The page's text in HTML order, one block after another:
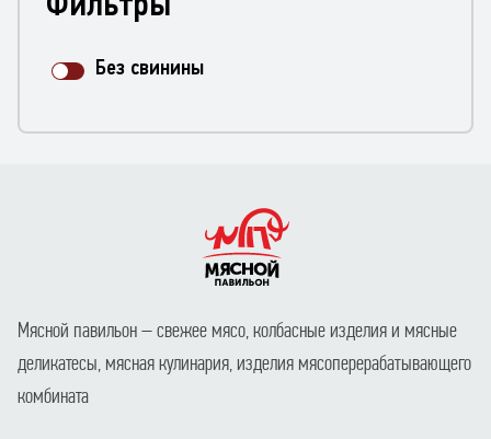
Без свинины
Мясной павильон – свежее мясо, колбасные изделия и мясные
деликатесы, мясная кулинария, изделия мясоперерабатывающего
комбината